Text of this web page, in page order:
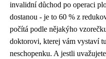
invalidní důchod po operaci
dostanou - je to 60 % z
počítá podle nějakýho
doktorovi, kterej vám vystaví
neschopenku. A jestli